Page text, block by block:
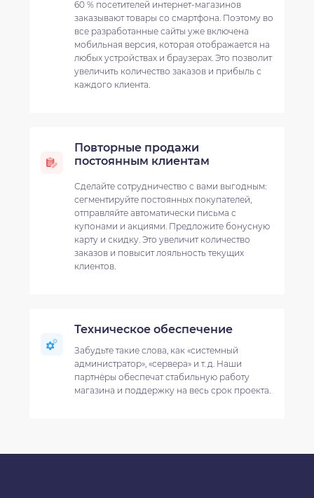
60 % посетителей интернет-магазинов
заказывают товары со смартфона. Поэтому во
все разработанные сайты уже включена
мобильная версия, которая отображается на
любых устройствах и браузерах. Это позволит
увеличить количество заказов и прибыль с
каждого клиента.
Повторные продажи
постоянным клиентам
Сделайте сотрудничество с вами выгодным:
сегментируйте постоянных покупателей,
отправляйте автоматически письма с
купонами и акциями. Предложите бонусную
карту и скидку. Это увеличит количество
заказов и повысит лояльность текущих
клиентов.
Техническое обеспечение
Забудьте такие слова, как «системный
администратор», «сервера» и т. д. Наши
партнёры обеспечат стабильную работу
магазина и поддержку на весь срок проекта.